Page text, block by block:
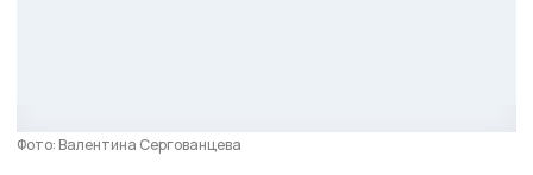
Фото: Валентина Сергованцева